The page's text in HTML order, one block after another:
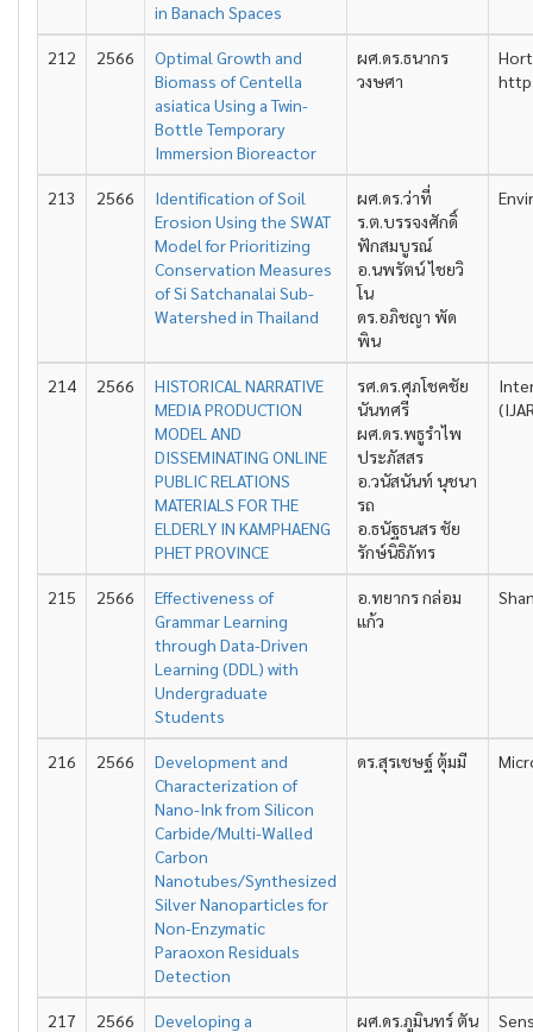
in Banach Spaces
212 2566
Optimal Growth and
Biomass of Centella
asiatica Using a Twin-
Bottle Temporary
Immersion Bioreactor
ผศ.ดร.ธนากร
วงษศา
213 2566
Identification of Soil
Erosion Using the SWAT
Model for Prioritizing
Conservation Measures
of Si Satchanalai Sub-
Watershed in Thailand
ผศ.ดร.ว่าที่
ร.ต.บรรจงศักดิ์
ฟักสมบูรณ์
อ.นพรัตน์ ไชยวิ
โน
ดร.อภิชญา พัด
พิน
214 2566
HISTORICAL NARRATIVE
MEDIA PRODUCTION
MODEL AND
DISSEMINATING ONLINE
PUBLIC RELATIONS
MATERIALS FOR THE
ELDERLY IN KAMPHAENG
PHET PROVINCE
รศ.ดร.ศุภโชคชัย
นันทศรี
ผศ.ดร.พธูรำไพ
ประภัสสร
อ.วนัสนันท์ นุชนา
รถ
อ.ธนัฐธนสร ชัย
รักษ์นิธิภัทร
215 2566
Effectiveness of
Grammar Learning
through Data-Driven
Learning (DDL) with
Undergraduate
Students
อ.ทยากร กล่อม
แก้ว
216 2566
Development and
Characterization of
Nano-Ink from Silicon
Carbide/Multi-Walled
Carbon
Nanotubes/Synthesized
Silver Nanoparticles for
Non-Enzymatic
Paraoxon Residuals
Detection
ดร.สุรเชษฐ์ ตุ้มมี
217 2566
Developing a
ผศ.ดร.ภูมินทร์ ตัน